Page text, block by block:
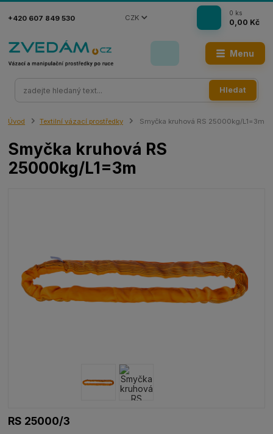
Menu
CZK
Hledat
+420 607 849 530
0 ks
0,00 Kč
Úvod Textilní vázací prostředky Smyčka kruhová RS 25000kg/L1=3m
Smyčka kruhová RS
25000kg/L1=3m
RS 25000/3